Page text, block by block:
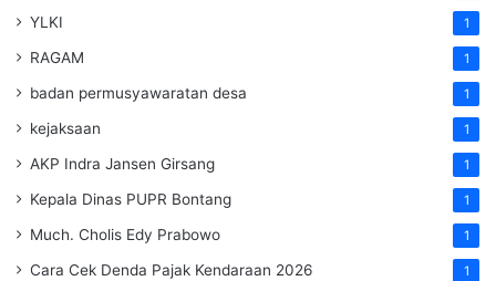
YLKI 1
RAGAM 1
badan permusyawaratan desa 1
kejaksaan 1
AKP Indra Jansen Girsang 1
Kepala Dinas PUPR Bontang 1
Much. Cholis Edy Prabowo 1
Cara Cek Denda Pajak Kendaraan 2026 1